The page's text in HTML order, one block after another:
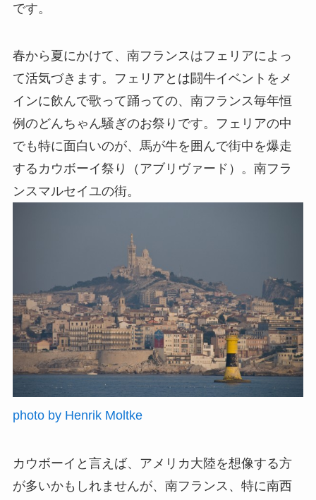
です。
春から夏にかけて、南フランスはフェリアによっ
て活気づきます。フェリアとは闘牛イベントをメ
インに飲んで歌って踊っての、南フランス毎年恒
例のどんちゃん騒ぎのお祭りです。フェリアの中
でも特に面白いのが、馬が牛を囲んで街中を爆走
するカウボーイ祭り（アブリヴァード）。南フラ
ンスマルセイユの街。
photo by Henrik Moltke
カウボーイと言えば、アメリカ大陸を想像する方
が多いかもしれませんが、南フランス、特に南西